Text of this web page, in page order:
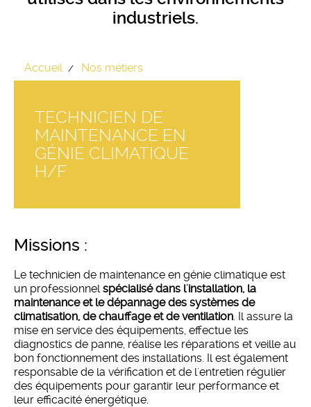
industriels.
Accueil Nos métiers
TECHNICIEN DE
MAINTENANCE EN
GÉNIE CLIMATIQUE
H/F
missions :
Le technicien de maintenance en génie climatique est
un professionnel spécialisé dans l'installation, la
maintenance et le dépannage des systèmes de
climatisation, de chauffage et de ventilation . Il assure la
mise en service des équipements, effectue les
diagnostics de panne, réalise les réparations et veille au
bon fonctionnement des installations. Il est également
responsable de la vérification et de l'entretien régulier
des équipements pour garantir leur performance et
leur efficacité énergétique.